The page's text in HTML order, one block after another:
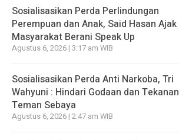
Sosialisasikan Perda Perlindungan
Perempuan dan Anak, Said Hasan Ajak
Masyarakat Berani Speak Up
Agustus 6, 2026 | 3:17 am WIB
Sosialisasikan Perda Anti Narkoba, Tri
Wahyuni : Hindari Godaan dan Tekanan
Teman Sebaya
Agustus 6, 2026 | 2:47 am WIB